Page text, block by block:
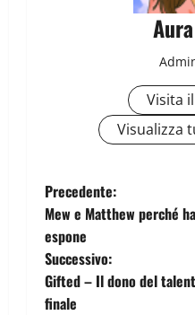
Visita
Visualizza
Precedente:
Mew e Matthew perché
espone
Successivo:
Gifted – Il dono del
finale